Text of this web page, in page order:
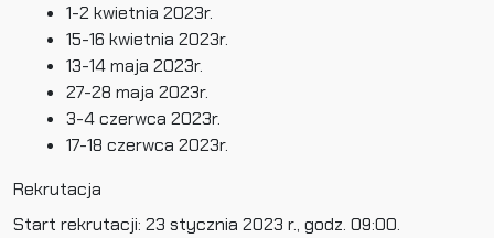
1-2 kwietnia 2023r.
15-16 kwietnia 2023r.
13-14 maja 2023r.
27-28 maja 2023r.
3-4 czerwca 2023r.
17-18 czerwca 2023r.
Rekrutacja
Start rekrutacji: 23 stycznia 2023 r., godz. 09:00.